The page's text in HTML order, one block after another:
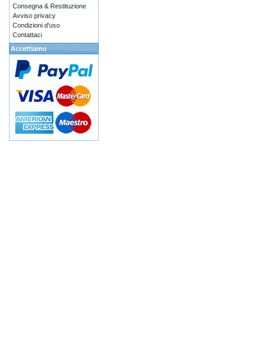
Consegna & Restituzione
Avviso privacy
Condizioni d'uso
Contattaci
Accettiamo